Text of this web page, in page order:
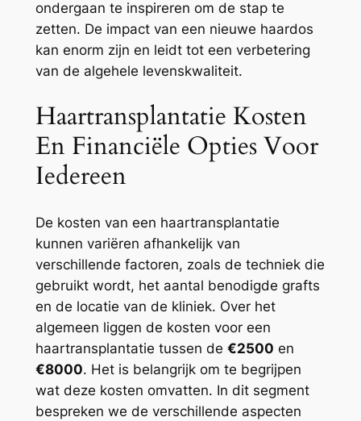
ondergaan te inspireren om de stap te
zetten. De impact van een nieuwe haardos
kan enorm zijn en leidt tot een verbetering
van de algehele levenskwaliteit.
Haartransplantatie Kosten
En Financiële Opties Voor
Iedereen
De kosten van een haartransplantatie
kunnen variëren afhankelijk van
verschillende factoren, zoals de techniek die
gebruikt wordt, het aantal benodigde grafts
en de locatie van de kliniek. Over het
algemeen liggen de kosten voor een
haartransplantatie tussen de €2500 en
€8000. Het is belangrijk om te begrijpen
wat deze kosten omvatten. In dit segment
bespreken we de verschillende aspecten